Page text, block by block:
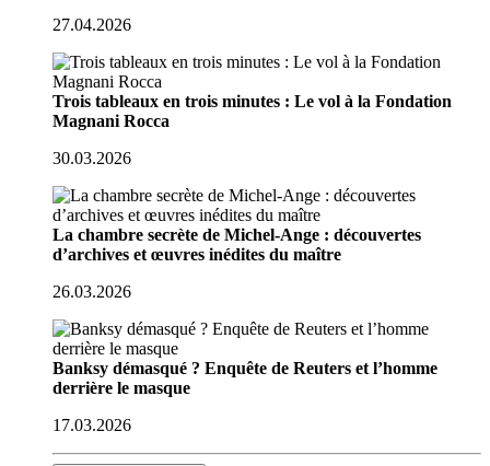
27.04.2026
Trois tableaux en trois minutes : Le vol à la Fondation
Magnani Rocca
30.03.2026
La chambre secrète de Michel-Ange : découvertes
d’archives et œuvres inédites du maître
26.03.2026
Banksy démasqué ? Enquête de Reuters et l’homme
derrière le masque
17.03.2026